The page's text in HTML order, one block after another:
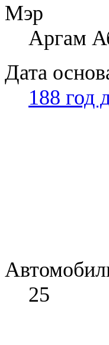
Мэр
Аргам
Дата
188 год
25